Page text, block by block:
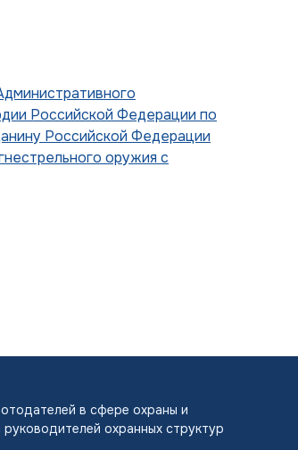
Российской Федерации по
Российской Федерации
оружия с
в сфере охраны и
охранных структур